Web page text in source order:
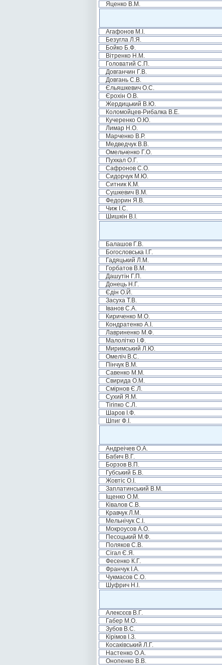
Яценко В.М.
Агафонов М.І.
Безугла Л.Я.
Бойко Б.Ф.
Вітренко Н.М.
Головатий С.П.
Довганчин Г.В.
Довгань С.В.
Єльяшкевич О.С.
Єрохін О.В.
Жердицький В.Ю.
Коломойцев-Рибалка В.Е.
Кучеренко О.Ю.
Лимар Н.О.
Марченко В.Р.
Медведчук В.В.
Омельченко Г.О.
Пухкал О.Г.
Сафронов С.О.
Сидорчук М.Ю.
Ситник К.М.
Сушкевич В.М.
Федорин Я.В.
Чиж І.С.
Шишкін В.І.
Балашов Г.В.
Богословська І.Г.
Гадяцький Л.М.
Горбатов В.М.
Дашутін Г.П.
Донець Н.Г.
Єдін О.Й.
Засуха Т.В.
Іванов С.А.
Кириченко М.О.
Кондратенко А.І.
Лавриненко М.Ф.
Малолітко І.Ф.
Миримський Л.Ю.
Омеліч В.С.
Пінчук В.М.
Савенко М.М.
Свирида О.М.
Смірнов Є.Л.
Сухий Я.М.
Тігіпко С.Л.
Шаров І.Ф.
Шпиг Ф.І.
Андреічев О.А.
Бабич В.Г.
Борзов В.П.
Губський Б.В.
Жовтіс О.І.
Заплатинський В.М.
Іщенко О.М.
Ківалов С.В.
Кравчук Л.М.
Мельнічук С.І.
Мокроусов А.О.
Песоцький М.Ф.
Поляков С.В.
Сігал Є.Я.
Фесенко К.Г.
Франчук І.А.
Чукмасов С.О.
Шуфрич Н.І.
Алексєєв В.Г.
Габер М.О.
Зубов В.С.
Кірімов І.З.
Косаківський Л.Г.
Настенко О.А.
Онопенко В.В.